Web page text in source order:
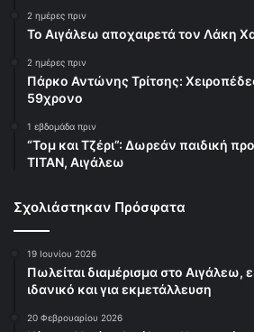
2 ημέρες πριν
Το Αιγάλεω αποχαιρετά τον Λάκη
2 ημέρες πριν
Πάρκο Αντώνης Τρίτσης:
59χρονο
1 εβδομάδα πριν
“Τομ και Τζέρι”: Δωρεάν παιδική
ΤΙΤΑΝ, Αιγάλεω
Σχολιάστηκαν Πρόσφατα
19 Ιουνίου 2026
Πωλείται διαμέρισμα στο Αιγάλεω,
ιδανικό και για εκμετάλλευση
20 Φεβρουαρίου 2026